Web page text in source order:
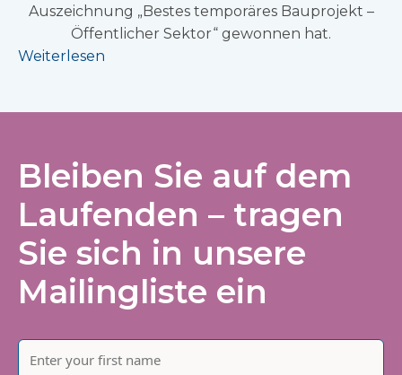
Auszeichnung „Bestes temporäres Bauprojekt –
Öffentlicher Sektor“ gewonnen hat.
Weiterlesen
Bleiben Sie auf dem
Laufenden – tragen
Sie sich in unsere
Mailingliste ein